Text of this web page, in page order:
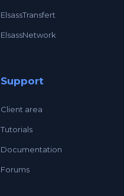
ElsassTransfert
ElsassNetwork
Support
Client area
Tutorials
Documentation
Forums